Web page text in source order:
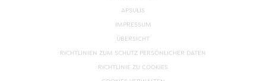
APSULIS
IMPRESSUM
ÜBERSICHT
RICHTLINIEN ZUM SCHUTZ PERSÖNLICHER DATEN
RICHTLINIE ZU COOKIES